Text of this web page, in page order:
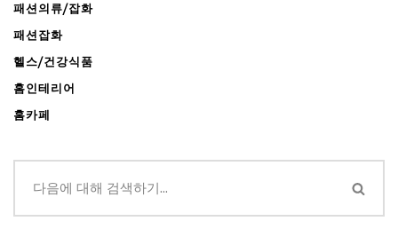
패션의류/잡화
패션잡화
헬스/건강식품
홈인테리어
홈카페